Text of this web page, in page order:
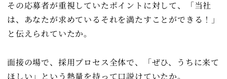
その応募者が重視していたポイントに対して、「当社
は、あなたが求めているそれを満たすことができる！」
と伝えられていたか。
面接の場で、採用プロセス全体で、「ぜひ、うちに来て
ほしい」という熱量を持って口説けていたか。